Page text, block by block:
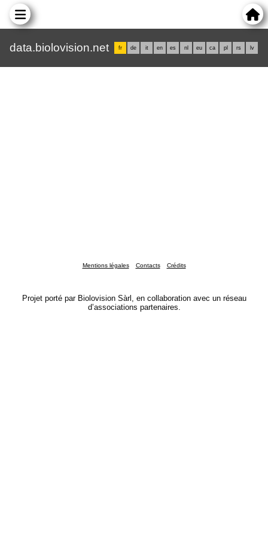
data.biolovision.net fr de it en es nl eu ca pl rs lv
Mentions légales Contacts Crédits
Projet porté par Biolovision Sàrl, en collaboration avec un réseau
d’associations partenaires.